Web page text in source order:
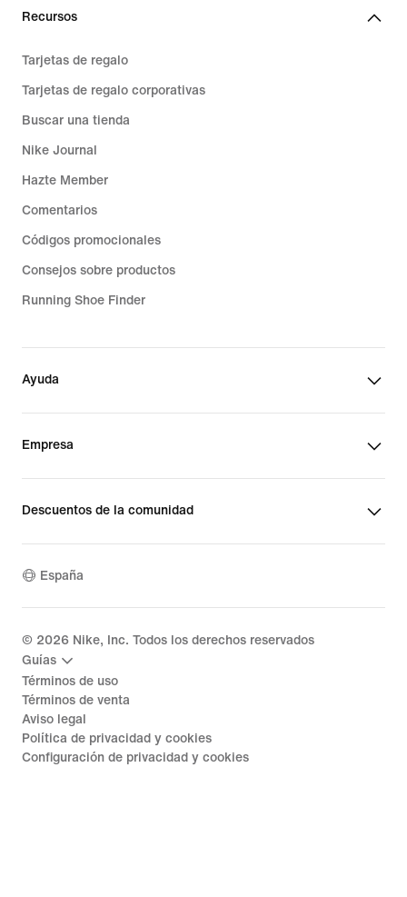
Recursos
Tarjetas de regalo
Tarjetas de regalo corporativas
Buscar una tienda
Nike Journal
Hazte Member
Comentarios
Códigos promocionales
Consejos sobre productos
Running Shoe Finder
Ayuda
Empresa
Descuentos de la comunidad
España
© 2026 Nike, Inc. Todos los derechos reservados
Guías
Términos de uso
Términos de venta
Aviso legal
Política de privacidad y cookies
Configuración de privacidad y cookies